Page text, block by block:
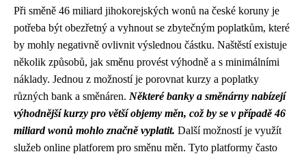
Při směně 46 miliard jihokorejských wonů na české koruny je
potřeba být obezřetný a vyhnout se zbytečným poplatkům, které
by mohly negativně ovlivnit výslednou částku. Naštěstí existuje
několik způsobů, jak směnu provést výhodně a s minimálními
náklady. Jednou z možností je porovnat kurzy a poplatky
různých bank a směnáren. Některé banky a směnárny nabízejí
výhodnější kurzy pro větší objemy měn, což by se v případě 46
miliard wonů mohlo značně vyplatit. Další možností je využít
služeb online platforem pro směnu měn. Tyto platformy často